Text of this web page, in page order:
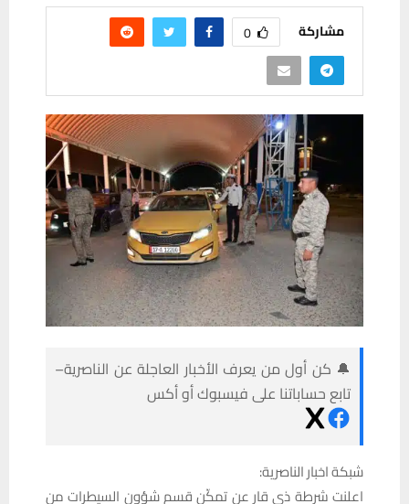
مشاركة 0
🔔 كن أول من يعرف الأخبار العاجلة عن الناصرية–
تابع حساباتنا على فيسبوك أو أكس
شبكة اخبار الناصرية:
اعلنت شرطة ذي قار عن تمكّن قسم شؤون السيطرات من